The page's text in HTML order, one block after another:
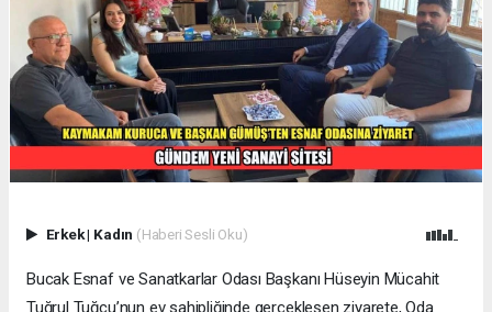
Erkek| Kadın (Haberi Sesli Oku)
Bucak Esnaf ve Sanatkarlar Odası Başkanı Hüseyin Mücahit
Tuğrul Tuğcu’nun ev sahipliğinde gerçekleşen ziyarete, Oda